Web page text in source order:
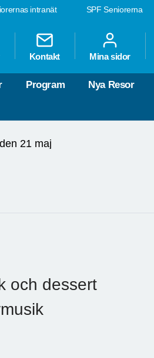
SPF Seniorerna
intranät
Kontakt Mina sidor
Program Nya Resor
21 maj
och dessert